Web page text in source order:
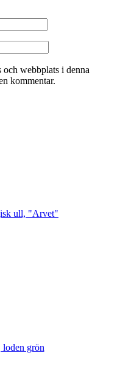
och webbplats i denna
kommentar.
ull, "Arvet"
grön